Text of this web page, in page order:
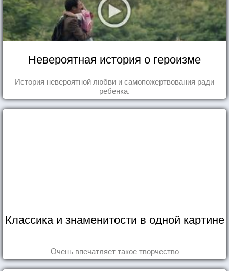
Невероятная история о героизме
История невероятной любви и самопожертвования ради
ребенка.
Классика и знаменитости в одной картине
Очень впечатляет такое творчество